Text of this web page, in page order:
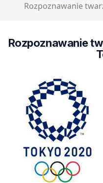
Rozpoznawanie
Rozpoznawanie